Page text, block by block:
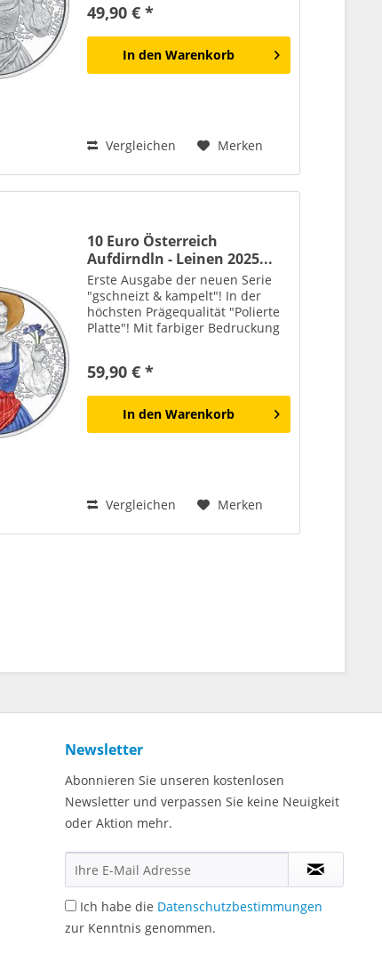
der Kilt für Schottland und der
49,90 € *
In den Warenkorb
Vergleichen Merken
10 Euro Österreich
Aufdirndln - Leinen 2025...
Erste Ausgabe der neuen Serie
"gschneizt & kampelt"! In der
höchsten Prägequalität "Polierte
Platte"! Mit farbiger Bedruckung
erfolgt in Etui mit
Echtheitszertifikat! Was der...
59,90 € *
In den Warenkorb
Vergleichen Merken
Newsletter
Abonnieren Sie unseren kostenlosen
Newsletter und verpassen Sie keine Neuigkeit
oder Aktion mehr.
Ich habe die Datenschutzbestimmungen
zur Kenntnis genommen.